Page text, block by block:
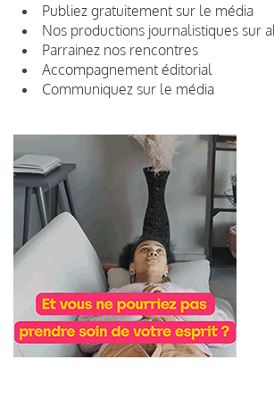
Publiez gratuitement sur le média
Nos productions journalistiques sur
Parrainez nos rencontres
Accompagnement éditorial
Communiquez sur le média